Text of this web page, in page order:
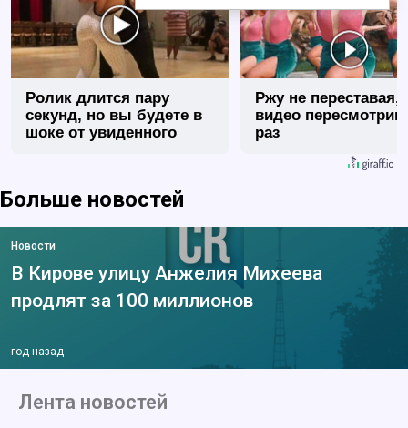
Ролик длится пару
секунд, но вы будете в
шоке от увиденного
Ржу не переставая,
видео
раз
Больше новостей
Новости
В Кирове улицу Анжелия Михеева
продлят за 100 миллионов
год назад
Лента новостей